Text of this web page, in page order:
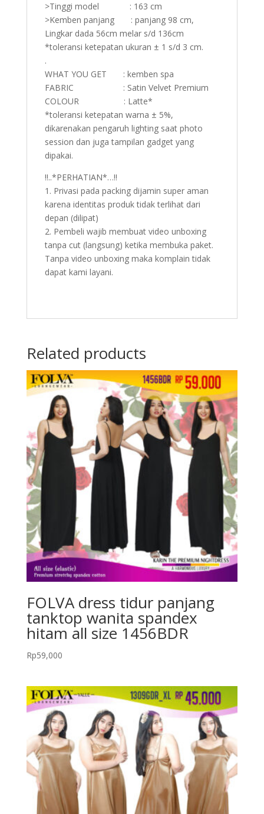
>Tinggi model : 163 cm
>Kemben panjang : panjang 98 cm,
Lingkar dada 56cm melar s/d 136cm
*toleransi ketepatan ukuran ± 1 s/d 3 cm.
.
WHAT YOU GET : kemben spa
FABRIC : Satin Velvet Premium
COLOUR : Latte*
*toleransi ketepatan warna ± 5%,
dikarenakan pengaruh lighting saat photo
session dan juga tampilan gadget yang
dipakai.
!!..*PERHATIAN*…!!
1. Privasi pada packing dijamin super aman
karena identitas produk tidak terlihat dari
depan (dilipat)
2. Pembeli wajib membuat video unboxing
tanpa cut (langsung) ketika membuka paket.
Tanpa video unboxing maka komplain tidak
dapat kami layani.
Related products
FOLVA dress tidur panjang
tanktop wanita spandex
hitam all size 1456BDR
Rp59,000